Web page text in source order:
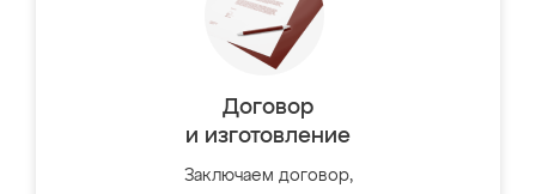
Договор
и изготовление
Заключаем договор,